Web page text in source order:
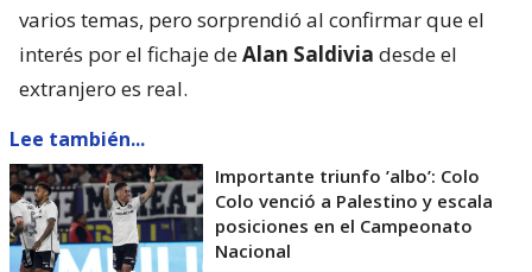
varios temas, pero sorprendió al confirmar que el
interés por el fichaje deAlan Saldivia desde el
extranjero es real.
Lee también...
Importante triunfo ’albo’: Colo
Colo venció a Palestino y escala
posiciones en el Campeonato
Nacional